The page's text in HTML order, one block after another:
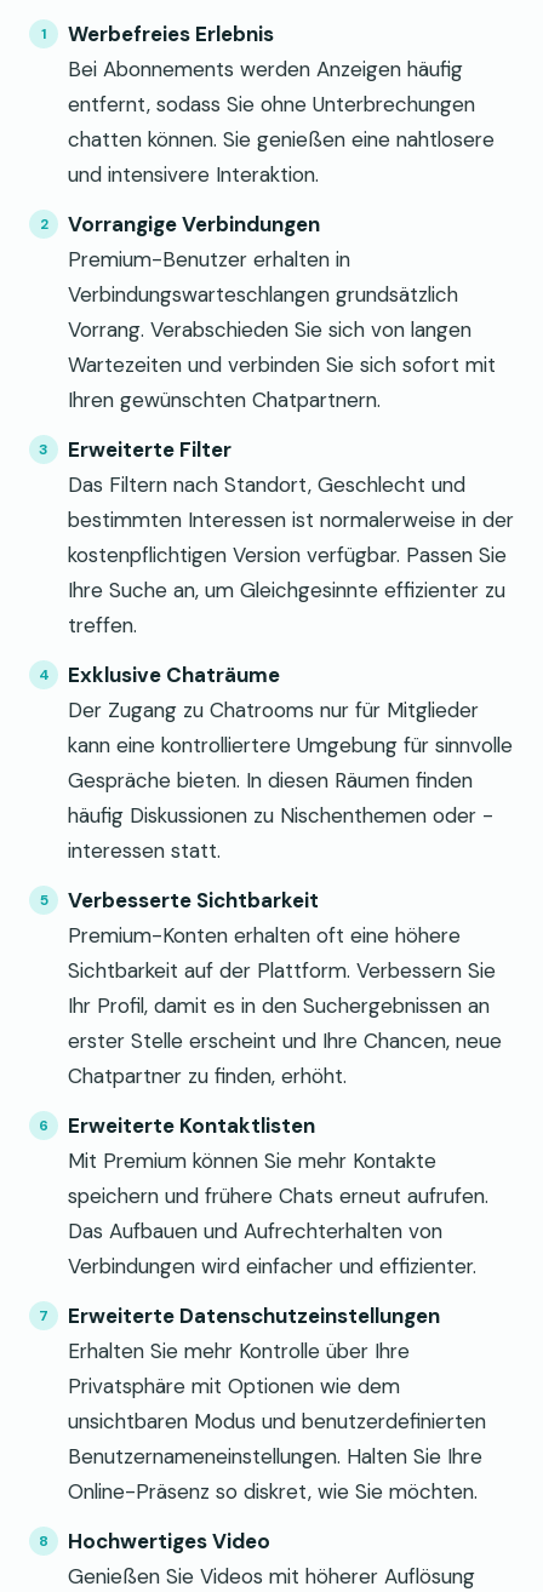
Werbefreies Erlebnis
Bei Abonnements werden Anzeigen häufig
entfernt, sodass Sie ohne Unterbrechungen
chatten können. Sie genießen eine nahtlosere
und intensivere Interaktion.
Vorrangige Verbindungen
Premium-Benutzer erhalten in
Verbindungswarteschlangen grundsätzlich
Vorrang. Verabschieden Sie sich von langen
Wartezeiten und verbinden Sie sich sofort mit
Ihren gewünschten Chatpartnern.
Erweiterte Filter
Das Filtern nach Standort, Geschlecht und
bestimmten Interessen ist normalerweise in der
kostenpflichtigen Version verfügbar. Passen Sie
Ihre Suche an, um Gleichgesinnte effizienter zu
treffen.
Exklusive Chaträume
Der Zugang zu Chatrooms nur für Mitglieder
kann eine kontrolliertere Umgebung für sinnvolle
Gespräche bieten. In diesen Räumen finden
häufig Diskussionen zu Nischenthemen oder -
interessen statt.
Verbesserte Sichtbarkeit
Premium-Konten erhalten oft eine höhere
Sichtbarkeit auf der Plattform. Verbessern Sie
Ihr Profil, damit es in den Suchergebnissen an
erster Stelle erscheint und Ihre Chancen, neue
Chatpartner zu finden, erhöht.
Erweiterte Kontaktlisten
Mit Premium können Sie mehr Kontakte
speichern und frühere Chats erneut aufrufen.
Das Aufbauen und Aufrechterhalten von
Verbindungen wird einfacher und effizienter.
Erweiterte Datenschutzeinstellungen
Erhalten Sie mehr Kontrolle über Ihre
Privatsphäre mit Optionen wie dem
unsichtbaren Modus und benutzerdefinierten
Benutzernameneinstellungen. Halten Sie Ihre
Online-Präsenz so diskret, wie Sie möchten.
Hochwertiges Video
Genießen Sie Videos mit höherer Auflösung